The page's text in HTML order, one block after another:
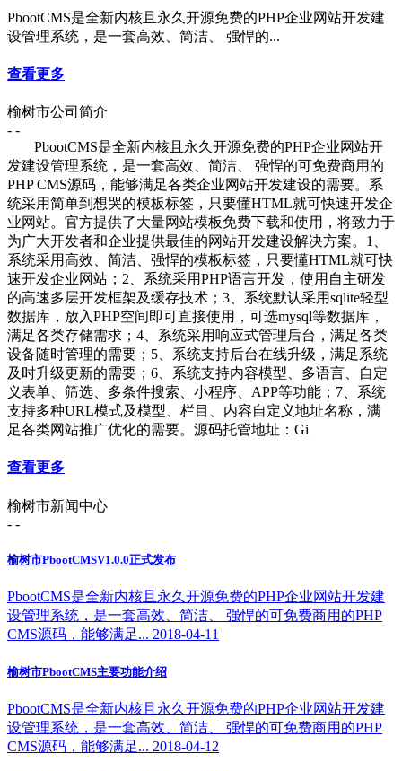
PbootCMS是全新内核且永久开源免费的PHP企业网站开发建
设管理系统，是一套高效、简洁、 强悍的...
查看更多
榆树市公司简介
- -
PbootCMS是全新内核且永久开源免费的PHP企业网站开
发建设管理系统，是一套高效、简洁、 强悍的可免费商用的
PHP CMS源码，能够满足各类企业网站开发建设的需要。系
统采用简单到想哭的模板标签，只要懂HTML就可快速开发企
业网站。官方提供了大量网站模板免费下载和使用，将致力于
为广大开发者和企业提供最佳的网站开发建设解决方案。1、
系统采用高效、简洁、强悍的模板标签，只要懂HTML就可快
速开发企业网站；2、系统采用PHP语言开发，使用自主研发
的高速多层开发框架及缓存技术；3、系统默认采用sqlite轻型
数据库，放入PHP空间即可直接使用，可选mysql等数据库，
满足各类存储需求；4、系统采用响应式管理后台，满足各类
设备随时管理的需要；5、系统支持后台在线升级，满足系统
及时升级更新的需要；6、系统支持内容模型、多语言、自定
义表单、筛选、多条件搜索、小程序、APP等功能；7、系统
支持多种URL模式及模型、栏目、内容自定义地址名称，满
足各类网站推广优化的需要。源码托管地址：Gi
查看更多
榆树市新闻中心
- -
榆树市PbootCMSV1.0.0正式发布
PbootCMS是全新内核且永久开源免费的PHP企业网站开发建
设管理系统，是一套高效、简洁、 强悍的可免费商用的PHP
CMS源码，能够满足... 2018-04-11
榆树市PbootCMS主要功能介绍
PbootCMS是全新内核且永久开源免费的PHP企业网站开发建
设管理系统，是一套高效、简洁、 强悍的可免费商用的PHP
CMS源码，能够满足... 2018-04-12